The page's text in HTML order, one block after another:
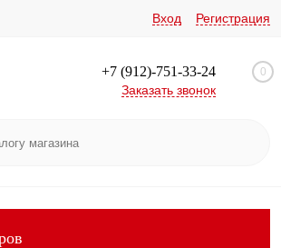
Вход Регистрация
+7 (912)-751-33-24
Заказать звонок
0